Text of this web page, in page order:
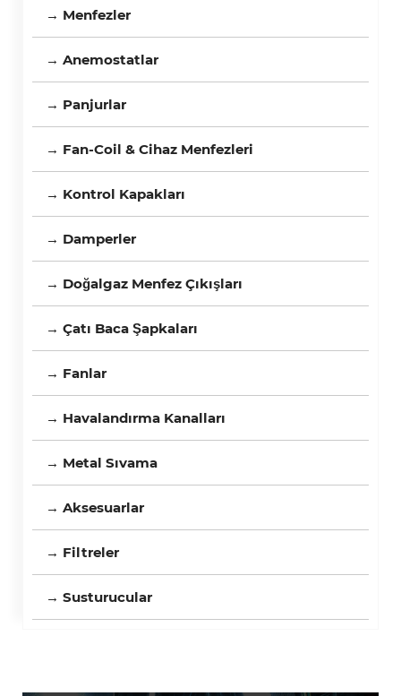
→ Menfezler
→ Anemostatlar
→ Panjurlar
→ Fan-Coil & Cihaz Menfezleri
→ Kontrol Kapakları
→ Damperler
→ Doğalgaz Menfez Çıkışları
→ Çatı Baca Şapkaları
→ Fanlar
→ Havalandırma Kanalları
→ Metal Sıvama
→ Aksesuarlar
→ Filtreler
→ Susturucular